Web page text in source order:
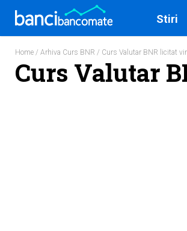
Stiri
Home / Arhiva Curs BNR / Curs Valutar BNR licitat
Curs Valutar